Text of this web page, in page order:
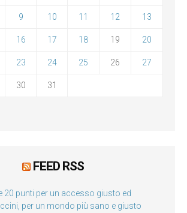
9 10 11 12 13
16 17 18 19 20
23 24 25 26 27
30 31
FEED RSS
20 punti per un accesso giusto ed
per un mondo più sano e giusto